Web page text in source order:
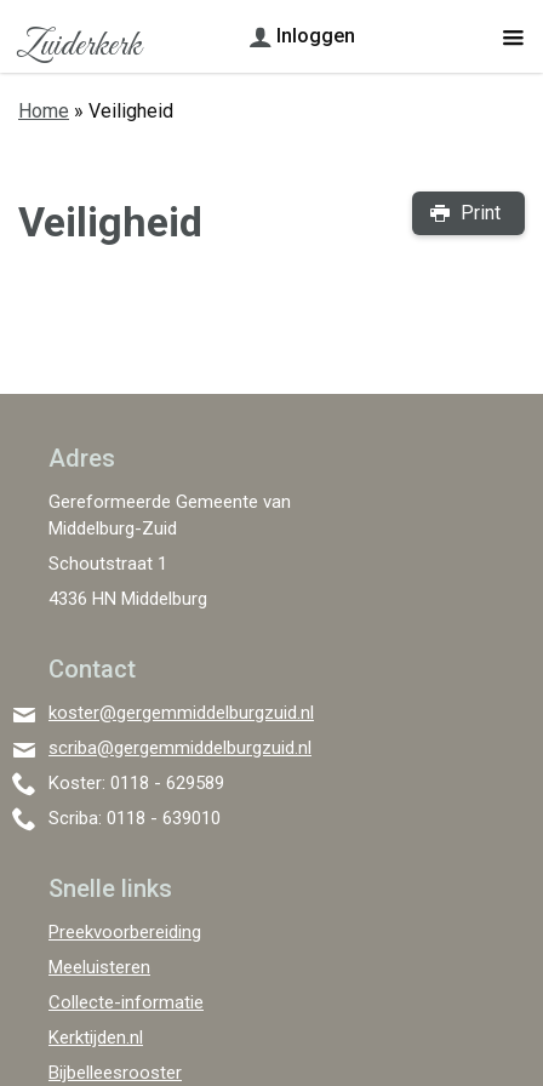
Zuiderkerk Inloggen
Home » Veiligheid
Veiligheid Print
Adres
Gereformeerde Gemeente van
Middelburg-Zuid
Schoutstraat 1
4336 HN Middelburg
Contact
koster@gergemmiddelburgzuid.nl
scriba@gergemmiddelburgzuid.nl
Koster: 0118 - 629589
Scriba: 0118 - 639010
Snelle links
Preekvoorbereiding
Meeluisteren
Collecte-informatie
Kerktijden.nl
Bijbelleesrooster